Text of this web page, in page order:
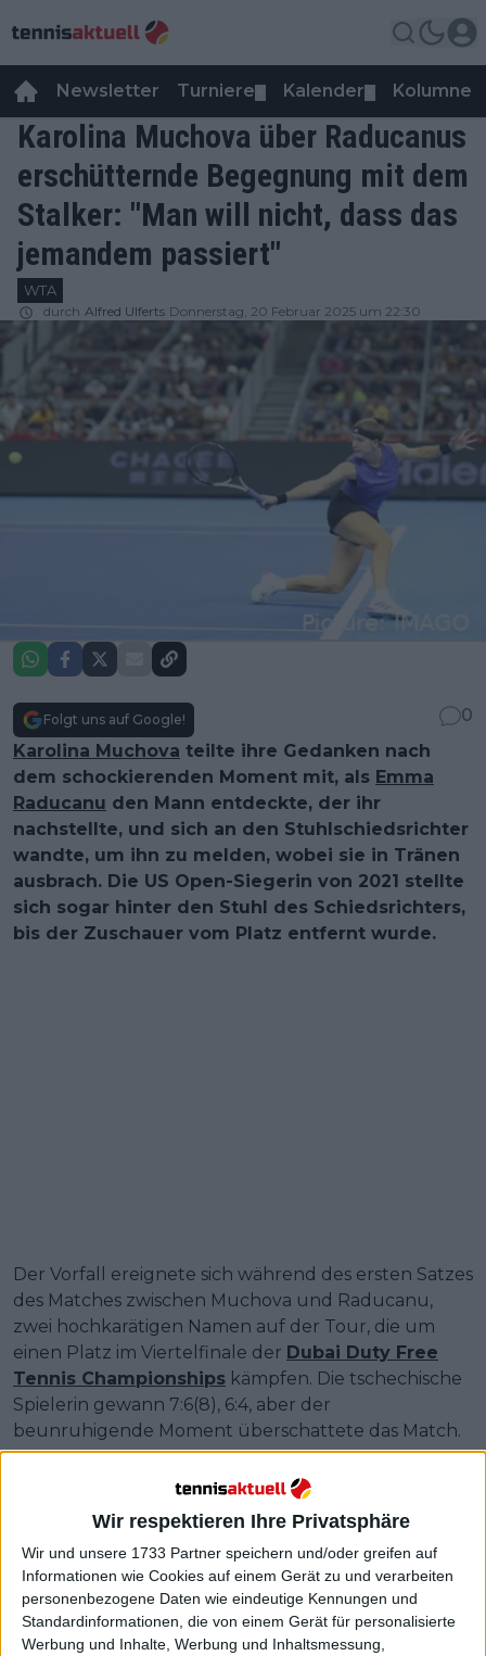
Wir respektieren Ihre Privatsphäre
Wir und unsere 1733 Partner speichern und/oder greifen auf
Informationen wie Cookies auf einem Gerät zu und verarbeiten
personenbezogene Daten wie eindeutige Kennungen und
Standardinformationen, die von einem Gerät für personalisierte
Werbung und Inhalte, Werbung und Inhaltsmessung,
Newsletter Turniere Kalender Kolumnen
Karolina Muchova über Raducanus
erschütternde Begegnung mit dem
Stalker: "Man will nicht, dass das
jemandem passiert"
WTA
durch Alfred Ulferts Donnerstag, 20 Februar 2025 um 22:30
Folgt uns auf Google!
0
Karolina Muchova teilte ihre Gedanken nach
dem schockierenden Moment mit, als Emma
Raducanu den Mann entdeckte, der ihr
nachstellte, und sich an den Stuhlschiedsrichter
wandte, um ihn zu melden, wobei sie in Tränen
ausbrach. Die US Open-Siegerin von 2021 stellte
sich sogar hinter den Stuhl des Schiedsrichters,
bis der Zuschauer vom Platz entfernt wurde.
Der Vorfall ereignete sich während des ersten Satzes
des Matches zwischen Muchova und Raducanu,
zwei hochkarätigen Namen auf der Tour, die um
einen Platz im Viertelfinale der Dubai Duty Free
Tennis Championships kämpfen. Die tschechische
Spielerin gewann 7:6(8), 6:4, aber der
beunruhigende Moment überschattete das Match.
Emma Raducanu erschüttert,
nachdem sie ihren Stalker in der
Menge in Dubai entdeckt hat:
„Ich bin stolz darauf, wie ich
zurückgekommen bin“